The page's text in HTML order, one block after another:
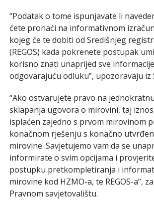
“Podatak o tome ispunjavate li
ćete pronaći na informativnom
kojeg će te dobiti od Središnjeg
(REGOS) kada pokrenete postupak
korisno znati unaprijed sve
odgovarajuću odluku”, upozoravaju iz
“Ako ostvarujete pravo na
sklapanja ugovora o mirovini, taj
isplaćen zajedno s prvom mirovinom
konačnom rješenju s konačno
mirovine. Savjetujemo vam da se
informirate o svim opcijama i
postupku pretkompletiranja i
mirovine kod HZMO-a, te REGOS-a”,
Pravnom savjetovalištu.